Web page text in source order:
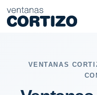
Ventanas de aluminio y
VENTANAS